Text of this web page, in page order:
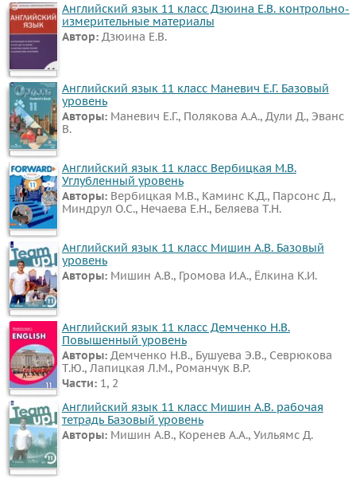
Английский язык 11 класс Дзюина Е.В. контрольно-
измерительные материалы
Автор: Дзюина Е.В.
Английский язык 11 класс Маневич Е.Г. Базовый
уровень
Авторы: Маневич Е.Г., Полякова А.А., Дули Д., Эванс
В.
Английский язык 11 класс Вербицкая М.В.
Углубленный уровень
Авторы: Вербицкая М.В., Каминс К.Д., Парсонс Д.,
Миндрул О.С., Нечаева Е.Н., Беляева Т.Н.
Английский язык 11 класс Мишин А.В. Базовый
уровень
Авторы: Мишин А.В., Громова И.А., Ёлкина К.И.
Английский язык 11 класс Демченко Н.В.
Повышенный уровень
Авторы: Демченко Н.В., Бушуева Э.В., Севрюкова
Т.Ю., Лапицкая Л.М., Романчук В.Р.
Части: 1, 2
Английский язык 11 класс Мишин А.В. рабочая
тетрадь Базовый уровень
Авторы: Мишин А.В., Коренев А.А., Уильямс Д.